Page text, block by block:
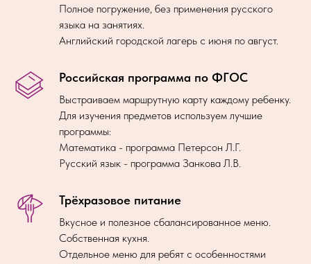
Полное погружение, без применения русского
языка на занятиях.
Английский городской лагерь с июня по август.
Российская программа по ФГОС
Выстраиваем маршрутную карту каждому ребенку.
Для изучения предметов используем лучшие
программы:
Математика - программа Петерсон Л.Г.
Русский язык - программа Занкова Л.В.
Трёхразовое питание
Вкусное и полезное сбалансированное меню.
Собственная кухня.
Отдельное меню для ребят с особенностями